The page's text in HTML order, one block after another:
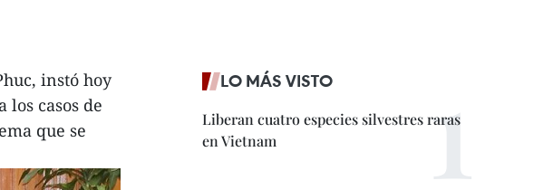
instó hoy
casos de
que se
LO MÁS VISTO
Liberan cuatro especies silvestres raras
en Vietnam